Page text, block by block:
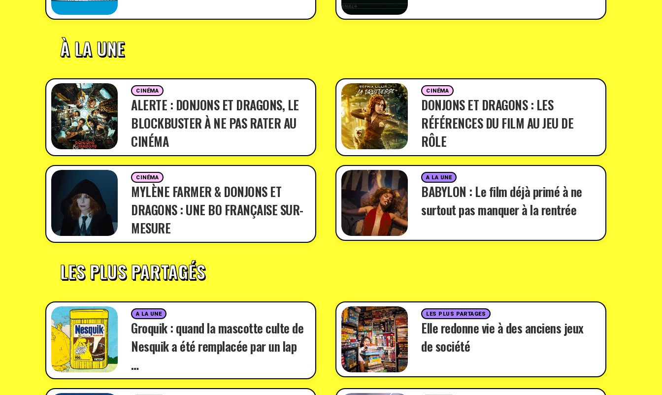
À LA UNE
CINÉMA
ALERTE : DONJONS ET DRAGONS, LE
BLOCKBUSTER À NE PAS RATER AU
CINÉMA
CINÉMA
DONJONS ET DRAGONS : LES
RÉFÉRENCES DU FILM AU JEU DE
RÔLE
CINÉMA
MYLÈNE FARMER & DONJONS ET
DRAGONS : UNE BO FRANÇAISE SUR-
MESURE
A LA UNE
BABYLON : Le film déjà primé à ne
surtout pas manquer à la rentrée
LES PLUS PARTAGÉS
A LA UNE
Groquik : quand la mascotte culte de
Nesquik a été remplacée par un lap
…
LES PLUS PARTAGES
Elle redonne vie à des anciens jeux
de société